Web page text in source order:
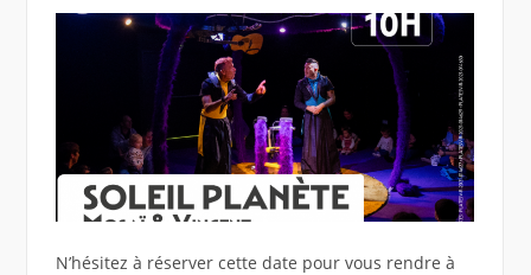
N’hésitez à réserver cette date pour vous rendre à